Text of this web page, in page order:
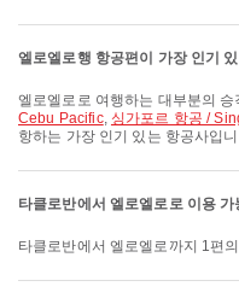
엘로엘로행 항공편이 가장 인기
엘로엘로로 여행하는 대부분의 승
Cebu Pacific, 싱가포르 항공 /
항하는 가장 인기 있는 항공사입
타클로반에서 엘로엘로로 이용
타클로반에서 엘로엘로까지 1편